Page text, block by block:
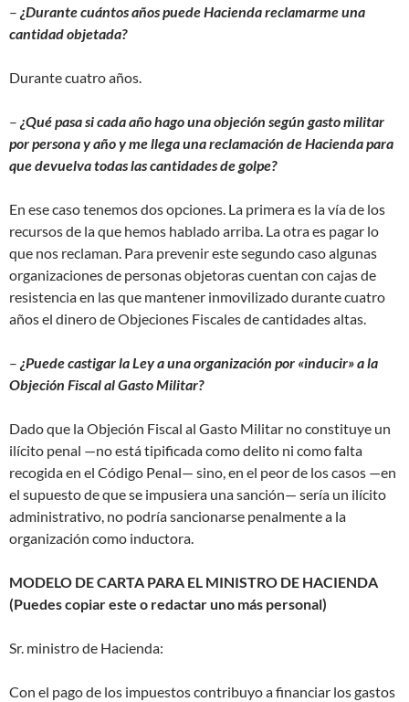
– ¿Durante cuántos años puede Hacienda reclamarme una
cantidad objetada?
Durante cuatro años.
– ¿Qué pasa si cada año hago una objeción según gasto militar
por persona y año y me llega una reclamación de Hacienda para
que devuelva todas las cantidades de golpe?
En ese caso tenemos dos opciones. La primera es la vía de los
recursos de la que hemos hablado arriba. La otra es pagar lo
que nos reclaman. Para prevenir este segundo caso algunas
organizaciones de personas objetoras cuentan con cajas de
resistencia en las que mantener inmovilizado durante cuatro
años el dinero de Objeciones Fiscales de cantidades altas.
– ¿Puede castigar la Ley a una organización por «inducir» a la
Objeción Fiscal al Gasto Militar?
Dado que la Objeción Fiscal al Gasto Militar no constituye un
ilícito penal —no está tipificada como delito ni como falta
recogida en el Código Penal— sino, en el peor de los casos —en
el supuesto de que se impusiera una sanción— sería un ilícito
administrativo, no podría sancionarse penalmente a la
organización como inductora.
MODELO DE CARTA PARA EL MINISTRO DE HACIENDA
(Puedes copiar este o redactar uno más personal)
Sr. ministro de Hacienda:
Con el pago de los impuestos contribuyo a financiar los gastos